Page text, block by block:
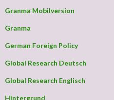
Granma Mobilversion
Granma
German Foreign Policy
Global Research Deutsch
Global Research Englisch
Hintergrund